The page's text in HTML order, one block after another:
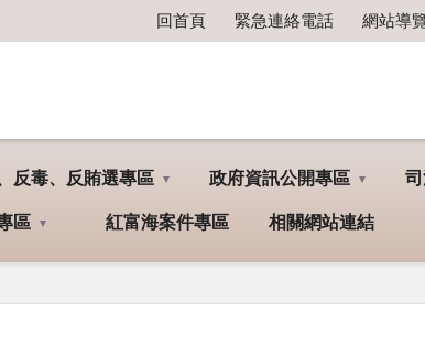
回首頁 緊急連絡電話 網站導
反毒、反賄選專區 政府資訊公開專區
區 紅富海案件專區 相關網站連結